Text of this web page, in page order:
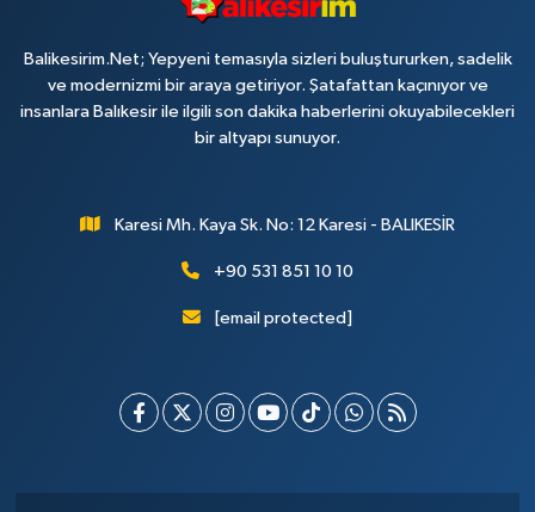
Balikesirim.Net; Yepyeni temasıyla sizleri buluştururken, sadelik
ve modernizmi bir araya getiriyor. Şatafattan kaçınıyor ve
insanlara Balıkesir ile ilgili son dakika haberlerini okuyabilecekleri
bir altyapı sunuyor.
Karesi Mh. Kaya Sk. No: 12 Karesi - BALIKESİR
+90 531 851 10 10
[email protected]